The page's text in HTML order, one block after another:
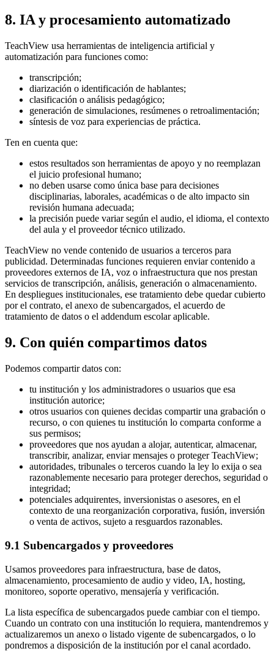
8. IA y procesamiento automatizado
TeachView usa herramientas de inteligencia artificial y
automatización para funciones como:
transcripción;
diarización o identificación de hablantes;
clasificación o análisis pedagógico;
generación de simulaciones, resúmenes o retroalimentación;
síntesis de voz para experiencias de práctica.
Ten en cuenta que:
estos resultados son herramientas de apoyo y no reemplazan
el juicio profesional humano;
no deben usarse como única base para decisiones
disciplinarias, laborales, académicas o de alto impacto sin
revisión humana adecuada;
la precisión puede variar según el audio, el idioma, el contexto
del aula y el proveedor técnico utilizado.
TeachView no vende contenido de usuarios a terceros para
publicidad. Determinadas funciones requieren enviar contenido a
proveedores externos de IA, voz o infraestructura que nos prestan
servicios de transcripción, análisis, generación o almacenamiento.
En despliegues institucionales, ese tratamiento debe quedar cubierto
por el contrato, el anexo de subencargados, el acuerdo de
tratamiento de datos o el addendum escolar aplicable.
9. Con quién compartimos datos
Podemos compartir datos con:
tu institución y los administradores o usuarios que esa
institución autorice;
otros usuarios con quienes decidas compartir una grabación o
recurso, o con quienes tu institución lo comparta conforme a
sus permisos;
proveedores que nos ayudan a alojar, autenticar, almacenar,
transcribir, analizar, enviar mensajes o proteger TeachView;
autoridades, tribunales o terceros cuando la ley lo exija o sea
razonablemente necesario para proteger derechos, seguridad o
integridad;
potenciales adquirentes, inversionistas o asesores, en el
contexto de una reorganización corporativa, fusión, inversión
o venta de activos, sujeto a resguardos razonables.
9.1 Subencargados y proveedores
Usamos proveedores para infraestructura, base de datos,
almacenamiento, procesamiento de audio y video, IA, hosting,
monitoreo, soporte operativo, mensajería y verificación.
La lista específica de subencargados puede cambiar con el tiempo.
Cuando un contrato con una institución lo requiera, mantendremos y
actualizaremos un anexo o listado vigente de subencargados, o lo
pondremos a disposición de la institución por el canal acordado.